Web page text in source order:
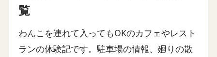
覧
わんこを連れて入ってもOKのカフェやレスト
ランの体験記です。駐車場の情報、廻りの散